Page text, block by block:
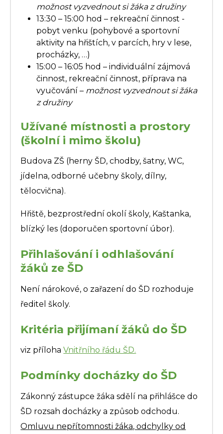
možnost vyzvednout si žáka z družiny
13:30 – 15:00 hod – rekreační činnost -
pobyt venku (pohybové a sportovní
aktivity na hřištích, v parcích, hry v lese,
procházky, …)
15:00 – 16:05 hod – individuální zájmová
činnost, rekreační činnost, příprava na
vyučování – možnost vyzvednout si žáka
z družiny
Užívané místnosti a prostory
(školní i mimo školu)
Budova ZŠ (herny ŠD, chodby, šatny, WC,
jídelna, odborné učebny školy, dílny,
tělocvična).
Hřiště, bezprostřední okolí školy, Kaštanka,
blízký les (doporučen sportovní úbor).
Přihlašování i odhlašování
žáků ze ŠD
Není nárokové, o zařazení do ŠD rozhoduje
ředitel školy.
Kritéria přijímaní žáků do ŠD
viz přílohaVnitřního řádu ŠD.
Podmínky docházky do ŠD
Zákonný zástupce žáka sdělí na přihlášce do
ŠD rozsah docházky a způsob odchodu.
Omluvu nepřítomnosti žáka, odchylky od